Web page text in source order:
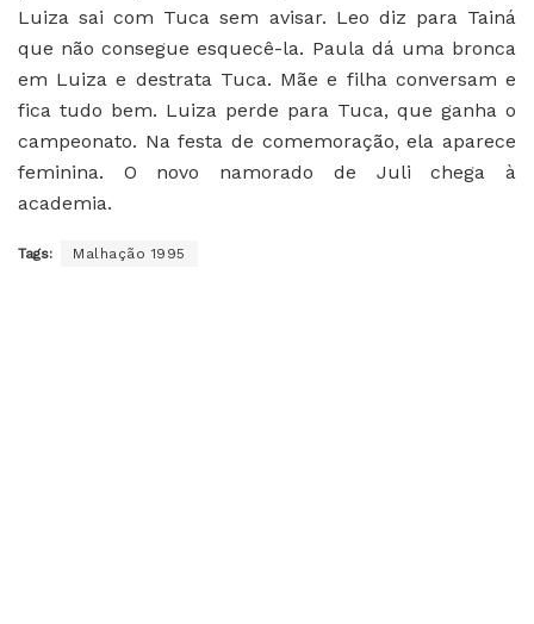
Luiza sai com Tuca sem avisar. Leo diz para Tainá
que não consegue esquecê-la. Paula dá uma bronca
em Luiza e destrata Tuca. Mãe e filha conversam e
fica tudo bem. Luiza perde para Tuca, que ganha o
campeonato. Na festa de comemoração, ela aparece
feminina. O novo namorado de Juli chega à
academia.
Tags: Malhação 1995